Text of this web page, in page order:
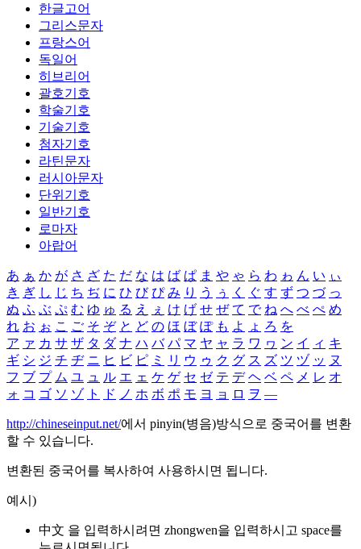
한글고어
그리스문자
프랑스어
독일어
히브리어
괄호기호
학술기호
기술기호
첨자기호
라틴문자
러시아문자
단위기호
일반기호
로마자
아랍어
あ ぁ か が さ ざ た だ な は ば ぱ ま や ゃ ら わ ゎ ん い ぃ
き ぎ し じ ち ぢ に ひ び ぴ み り う ぅ く ぐ す ず つ づ っ
ぬ ふ ぶ ぷ む ゆ ゅ る え ぇ け げ せ ぜ て で ね へ べ ぺ め
れ お ぉ こ ご そ ぞ と ど の ほ ぼ ぽ も よ ょ ろ を
ア ァ カ サ ザ タ ダ ナ ハ バ パ マ ヤ ャ ラ ワ ヮ ン イ ィ キ
ギ シ ジ チ ヂ ニ ヒ ビ ピ ミ リ ウ ゥ ク グ ス ズ ツ ヅ ッ ヌ
フ ブ プ ム ユ ュ ル エ ェ ケ ゲ セ ゼ テ デ ヘ ベ ペ メ レ オ
ォ コ ゴ ソ ゾ ト ド ノ ホ ボ ポ モ ヨ ョ ロ ヲ ―
http://chineseinput.net/에서 pinyin(병음)방식으로 중국어를 변환
할 수 있습니다.
변환된 중국어를 복사하여 사용하시면 됩니다.
예시)
中文 을 입력하시려면 zhongwen을 입력하시고 space를